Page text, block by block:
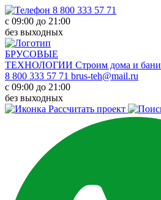
8 800 333 57 71
с 09:00 до 21:00
без выходных
БРУСОВЫЕ
ТЕХНОЛОГИИ Строим дома и бани
8 800 333 57 71 brus-teh@mail.ru
с 09:00 до 21:00
без выходных
Рассчитать проект